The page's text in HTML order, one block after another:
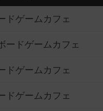
ドゲームカフェ
ードゲームカフェ
ドゲームカフェ
ドゲームカフェ